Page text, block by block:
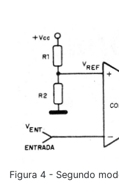
Figura 4 - Segundo